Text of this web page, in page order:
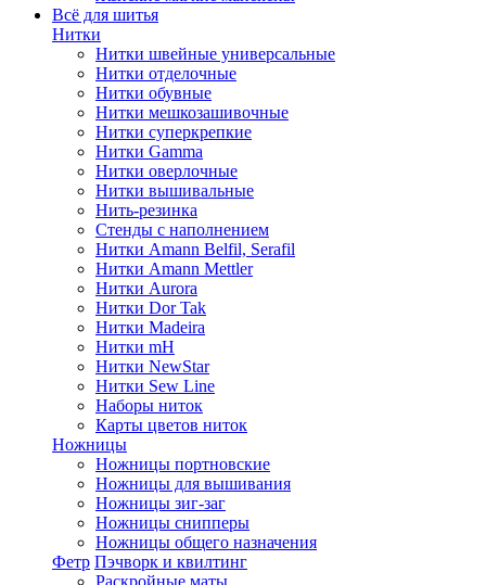
Всё для шитья
Нитки
Нитки швейные универсальные
Нитки отделочные
Нитки обувные
Нитки мешкозашивочные
Нитки суперкрепкие
Нитки Gamma
Нитки оверлочные
Нитки вышивальные
Нить-резинка
Стенды с наполнением
Нитки Amann Belfil, Serafil
Нитки Amann Mettler
Нитки Aurora
Нитки Dor Tak
Нитки Madeira
Нитки mH
Нитки NewStar
Нитки Sew Line
Наборы ниток
Карты цветов ниток
Ножницы
Ножницы портновские
Ножницы для вышивания
Ножницы зиг-заг
Ножницы снипперы
Ножницы общего назначения
Фетр Пэчворк и квилтинг
Раскройные маты